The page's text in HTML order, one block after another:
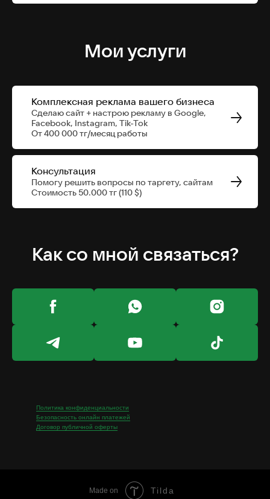
Мои услуги
Комплексная реклама вашего бизнеса
Сделаю сайт + настрою рекламу в Google,
Facebook, Instagram, Tik-Tok
От 400 000 тг/месяц работы
Консультация
Помогу решить вопросы по таргету, сайтам
Стоимость 50.000 тг (110 $)
Как со мной связаться?
Политика конфиденциальности
Безопасность онлайн платежей
Договор публичной оферты
Made on Tilda